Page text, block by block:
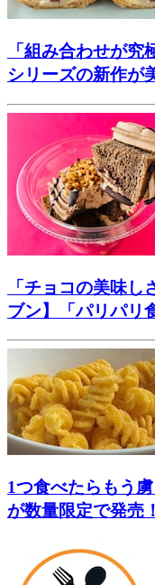
「組み合わせが
シリーズの新作が
「チョコの美味
ブン】「パリパリ
1つ食べたらもう
が数量限定で発売！